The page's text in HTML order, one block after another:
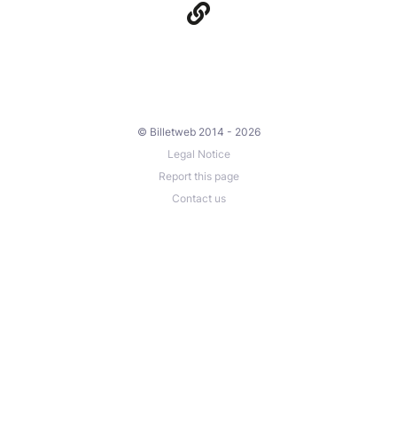
© Billetweb 2014 - 2026
Legal Notice
Report this page
Contact us